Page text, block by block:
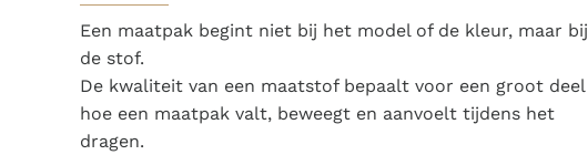
Een maatpak begint niet bij het model of de kleur, maar bij
de stof.
De kwaliteit van een maatstof bepaalt voor een groot deel
hoe een maatpak valt, beweegt en aanvoelt tijdens het
dragen.